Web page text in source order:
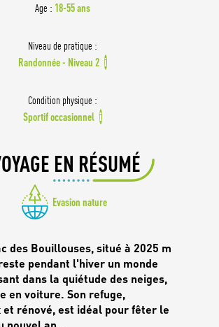
Age : 18-55 ans
Niveau de pratique :
Randonnée - Niveau 2 i
Condition physique :
Sportif occasionnel i
EN RÉSUMÉ
Evasion nature
des Bouillouses, situé à 2025 m
pendant l'hiver un monde
dans la quiétude des neiges,
en voiture. Son refuge,
et rénové, est idéal pour fêter le